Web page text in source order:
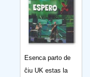
Esenca parto de
ĉiu UK estas la